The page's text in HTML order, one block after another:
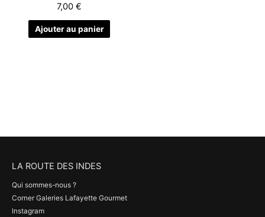
7,00 €
Ajouter au panier
LA ROUTE DES INDES
Qui sommes-nous ?
Corner Galeries Lafayette Gourmet
Instagram